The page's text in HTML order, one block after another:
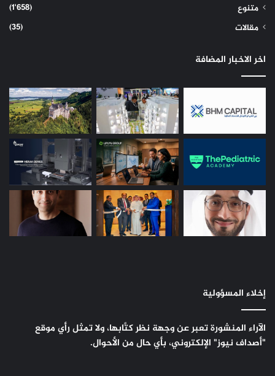
متنوع
(1٬658)
مقالات
(35)
اخر الاخبار المضافة
إخلاء المسؤولية
الآراء المنشورة تعبر عن وجهة نظر كتَّابها، ولا تمثل رأي موقع
"أصداف نيوز" الإلكتروني، بأي حال من الأحوال.